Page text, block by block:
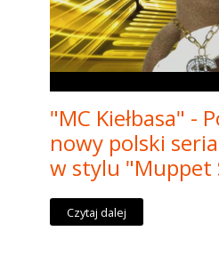
"MC Kiełbasa" -
nowy polski
w stylu "Muppet
Czytaj dalej